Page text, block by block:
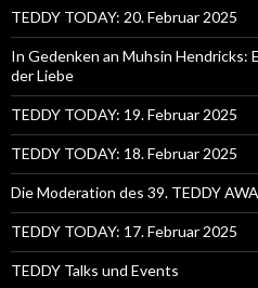
TEDDY TODAY: 20. Februar 2025
In Gedenken an Muhsin Hendricks:
der Liebe
TEDDY TODAY: 19. Februar 2025
TEDDY TODAY: 18. Februar 2025
Die Moderation des 39. TEDDY
TEDDY TODAY: 17. Februar 2025
TEDDY Talks und Events